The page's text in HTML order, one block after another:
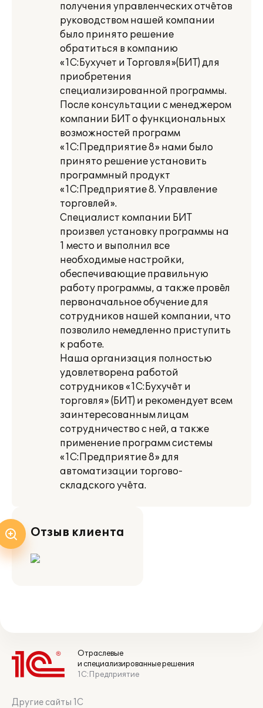
получения управленческих отчётов
руководством нашей компании
было принято решение
обратиться в компанию
«1С:Бухучет и Торговля»(БИТ) для
приобретения
специализированной программы.
После консультации с менеджером
компании БИТ о функциональных
возможностей программ
«1С:Предприятие 8» нами было
принято решение установить
программный продукт
«1С:Предприятие 8. Управление
торговлей».
Специалист компании БИТ
произвел установку программы на
1 место и выполнил все
необходимые настройки,
обеспечивающие правильную
работу программы, а также провёл
первоначальное обучение для
сотрудников нашей компании, что
позволило немедленно приступить
к работе.
Наша организация полностью
удовлетворена работой
сотрудников «1С:Бухучёт и
торговля» (БИТ) и рекомендует всем
заинтересованным лицам
сотрудничество с ней, а также
применение программ системы
«1С:Предприятие 8» для
автоматизации торгово-
складского учёта.
Отзыв клиента
Отраслевые
и специализированные решения
1С:Предприятие
Другие сайты 1С